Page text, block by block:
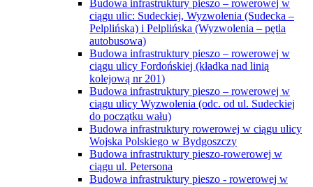
Budowa infrastruktury pieszo – rowerowej w
ciągu ulic: Sudeckiej, Wyzwolenia (Sudecka –
Pelplińska) i Pelplińska (Wyzwolenia – pętla
autobusowa)
Budowa infrastruktury pieszo – rowerowej w
ciągu ulicy Fordońskiej (kładka nad linią
kolejową nr 201)
Budowa infrastruktury pieszo – rowerowej w
ciągu ulicy Wyzwolenia (odc. od ul. Sudeckiej
do początku wału)
Budowa infrastruktury rowerowej w ciągu ulicy
Wojska Polskiego w Bydgoszczy
Budowa infrastruktury pieszo-rowerowej w
ciągu ul. Petersona
Budowa infrastruktury pieszo - rowerowej w